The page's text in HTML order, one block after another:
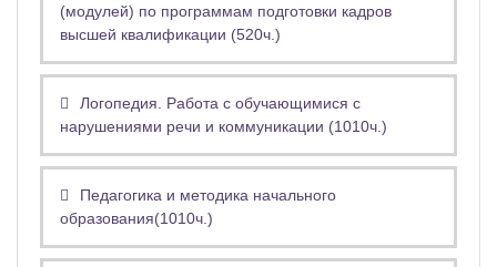
(модулей) по программам подготовки кадров
высшей квалификации (520ч.)
Логопедия. Работа с обучающимися с
нарушениями речи и коммуникации (1010ч.)
Педагогика и методика начального
образования(1010ч.)